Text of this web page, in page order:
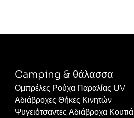
Camping & θάλασσα
Ομπρέλες Ρούχα Παραλίας UV
Αδιάβροχες Θήκες Κινητών
Ψυγειότσαντες Αδιάβροχα Κουτιά